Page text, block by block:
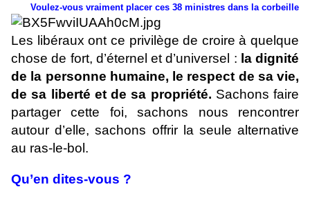
Voulez-vous vraiment placer ces 38 ministres dans la corbeille
Les libéraux ont ce privilège de croire à quelque
chose de fort, d’éternel et d’universel : la dignité
de la personne humaine, le respect de sa vie,
de sa liberté et de sa propriété. Sachons faire
partager cette foi, sachons nous rencontrer
autour d’elle, sachons offrir la seule alternative
au ras-le-bol.
Qu’en dites-vous ?